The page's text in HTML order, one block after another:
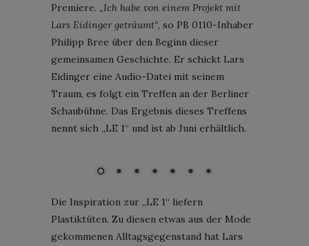
Premiere. „Ich habe von einem Projekt mit
Lars Eidinger geträumt“, so PB 0110-Inhaber
Philipp Bree über den Beginn dieser
gemeinsamen Geschichte. Er schickt Lars
Eidinger eine Audio-Datei mit seinem
Traum, es folgt ein Treffen an der Berliner
Schaubühne. Das Ergebnis dieses Treffens
nennt sich „LE 1“ und ist ab Juni erhältlich.
Die Inspiration zur „LE 1“ liefern
Plastiktüten. Zu diesen etwas aus der Mode
gekommenen Alltagsgegenstand hat Lars